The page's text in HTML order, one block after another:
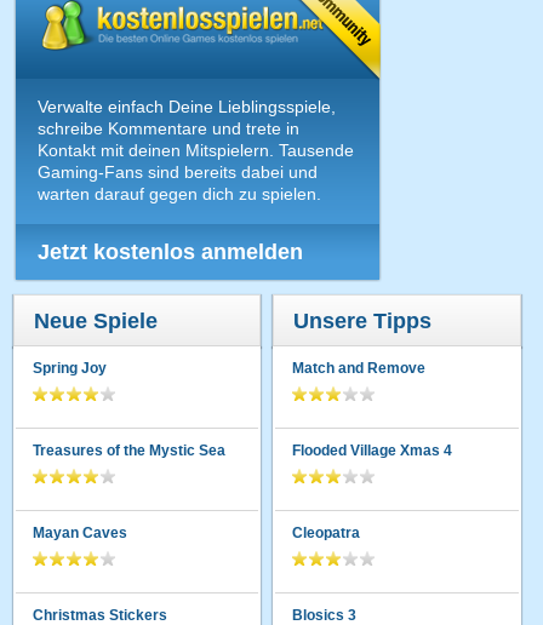
Verwalte einfach Deine Lieblingsspiele,
schreibe Kommentare und trete in
Kontakt mit deinen Mitspielern. Tausende
Gaming-Fans sind bereits dabei und
warten darauf gegen dich zu spielen.
Jetzt kostenlos anmelden
Neue Spiele
Spring Joy
Treasures of the Mystic Sea
Mayan Caves
Christmas Stickers
Unsere Tipps
Match and Remove
Flooded Village Xmas 4
Cleopatra
Blosics 3